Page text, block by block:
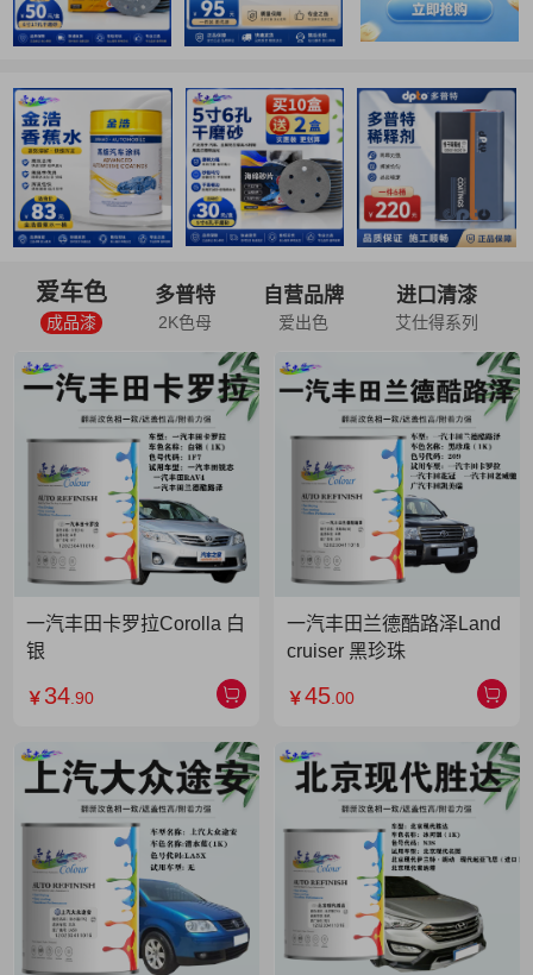
爱车色
成品漆
多普特
2K色母
自营品牌
爱出色
进口清漆
艾仕得系列
一汽丰田卡罗拉Corolla 白
银
￥ 34 .90
一汽丰田兰德酷路泽Land
cruiser 黑珍珠
￥45 .00